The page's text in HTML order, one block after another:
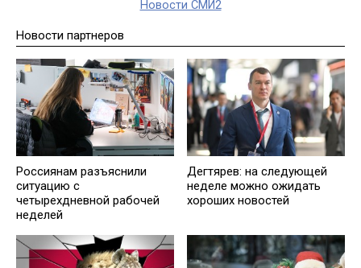
Новости СМИ2
Новости партнеров
Россиянам разъяснили
ситуацию с
четырехдневной рабочей
неделей
Дегтярев: на следующей
неделе можно ожидать
хороших новостей